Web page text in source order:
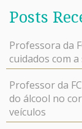
Posts
Professora da
cuidados com
Professor da
do álcool no
veículos